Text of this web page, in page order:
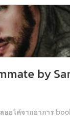
by
hangover หลังอ่านสารพัน MM